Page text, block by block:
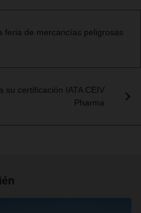
feria de mercancías peligrosas
su certificación IATA CEIV
Pharma